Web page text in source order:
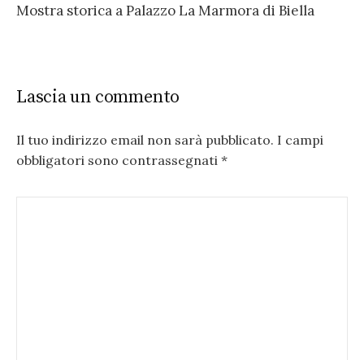
Mostra storica a Palazzo La Marmora di Biella
Lascia un commento
Il tuo indirizzo email non sarà pubblicato. I campi
obbligatori sono contrassegnati *